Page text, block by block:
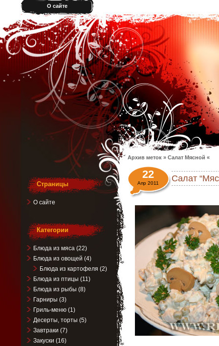
О сайте
Архив меток » Салат Мясной «
Салат
22
Апр 2011
Страницы
О сайте
Категории
Блюда из мяса(22)
Блюда из овощей (4)
Блюда из картофеля (2)
Блюда из птицы (11)
Блюда из рыбы (8)
Гарниры (3)
Гриль-меню(1)
Десерты, торты (5)
Завтраки (7)
Закуски (16)